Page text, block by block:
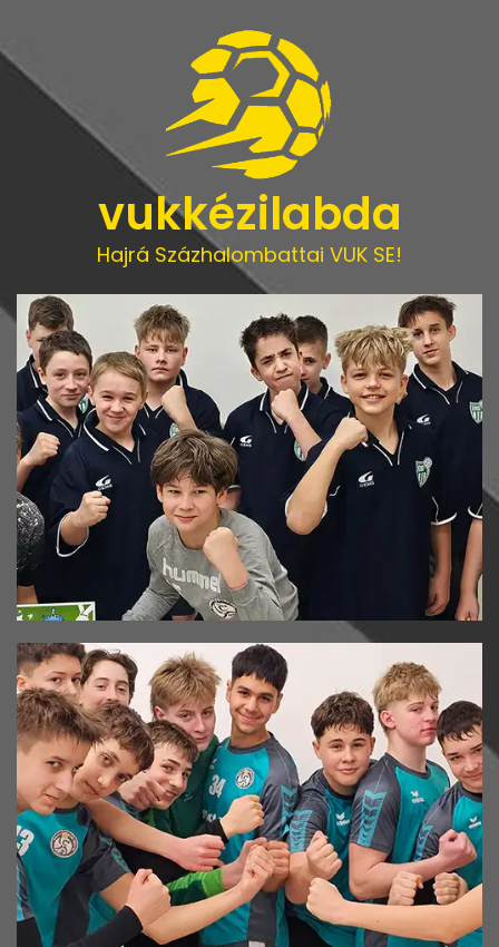
vukkézilabda
Hajrá Százhalombattai VUK SE!